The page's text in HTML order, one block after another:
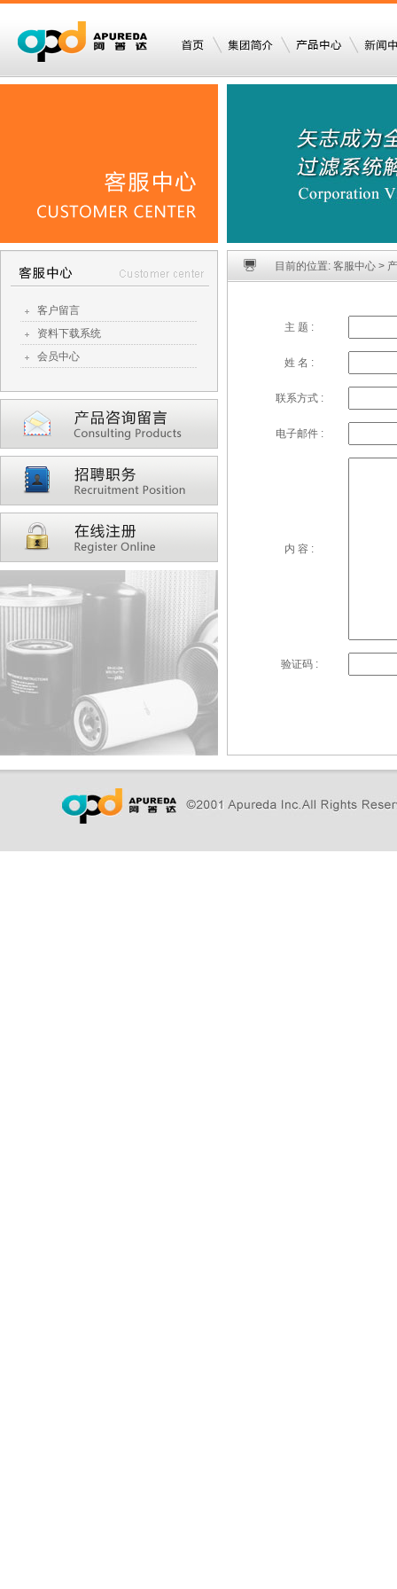
客户留言
资料下载系统
会员中心
目前的位置: 客服中心 >
主 题 :
姓 名 :
联系方式 :
电子邮件 :
内 容 :
验证码 :